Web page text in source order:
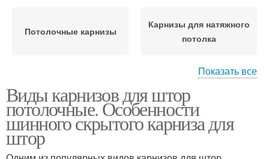
Потолочные карнизы
Карнизы для натяжного
потолка
Карниз с боковым Крепление для карниза
Показать все
Виды карнизов для штор
потолочные. Особенности
шинного скрытого карниза для
штор